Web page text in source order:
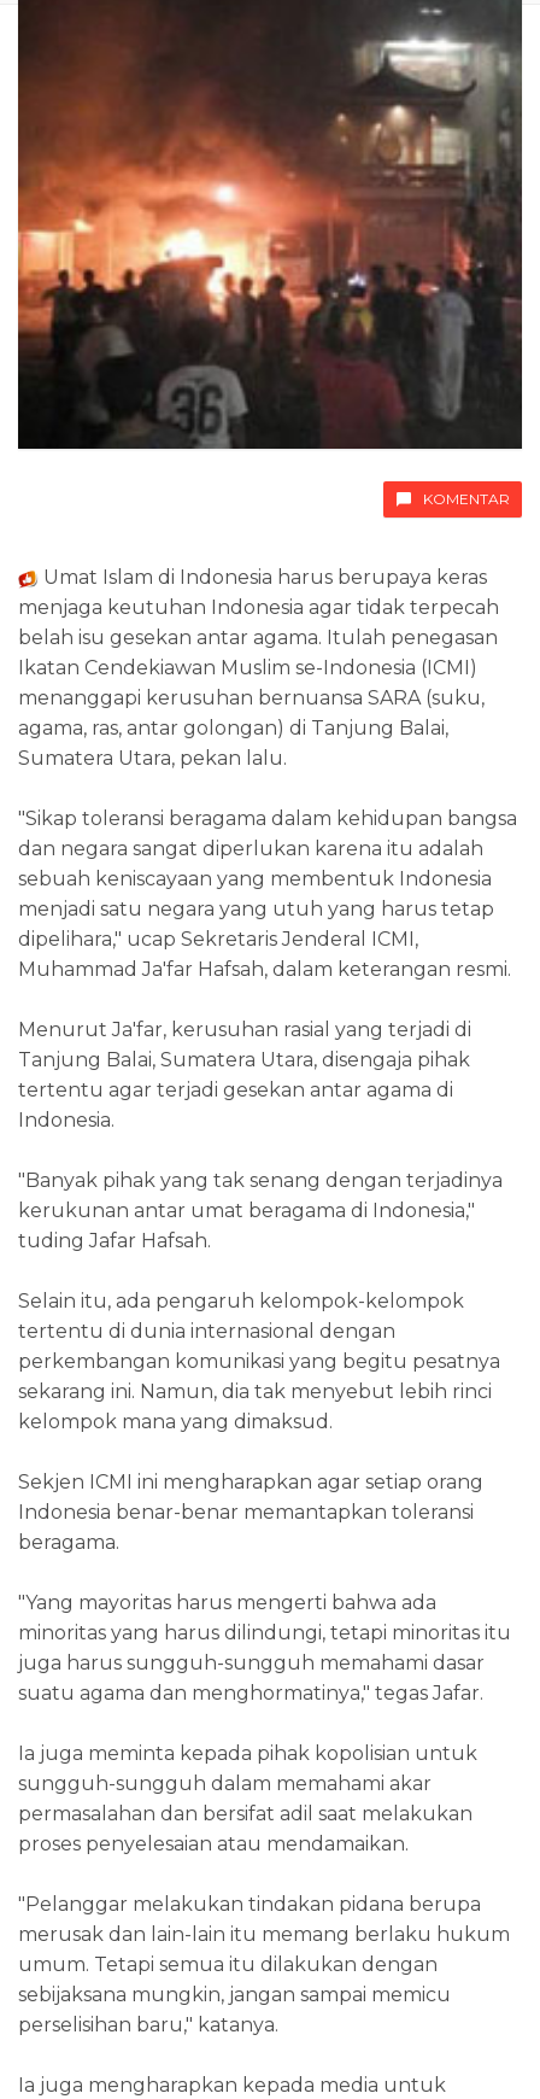
KOMENTAR
Umat Islam di Indonesia harus berupaya keras
menjaga keutuhan Indonesia agar tidak terpecah
belah isu gesekan antar agama. Itulah penegasan
Ikatan Cendekiawan Muslim se-Indonesia (ICMI)
menanggapi kerusuhan bernuansa SARA (suku,
agama, ras, antar golongan) di Tanjung Balai,
Sumatera Utara, pekan lalu.
"Sikap toleransi beragama dalam kehidupan bangsa
dan negara sangat diperlukan karena itu adalah
sebuah keniscayaan yang membentuk Indonesia
menjadi satu negara yang utuh yang harus tetap
dipelihara," ucap Sekretaris Jenderal ICMI,
Muhammad Ja'far Hafsah, dalam keterangan resmi.
Menurut Ja'far, kerusuhan rasial yang terjadi di
Tanjung Balai, Sumatera Utara, disengaja pihak
tertentu agar terjadi gesekan antar agama di
Indonesia.
"Banyak pihak yang tak senang dengan terjadinya
kerukunan antar umat beragama di Indonesia,"
tuding Jafar Hafsah.
Selain itu, ada pengaruh kelompok-kelompok
tertentu di dunia internasional dengan
perkembangan komunikasi yang begitu pesatnya
sekarang ini. Namun, dia tak menyebut lebih rinci
kelompok mana yang dimaksud.
Sekjen ICMI ini mengharapkan agar setiap orang
Indonesia benar-benar memantapkan toleransi
beragama.
"Yang mayoritas harus mengerti bahwa ada
minoritas yang harus dilindungi, tetapi minoritas itu
juga harus sungguh-sungguh memahami dasar
suatu agama dan menghormatinya," tegas Jafar.
Ia juga meminta kepada pihak kopolisian untuk
sungguh-sungguh dalam memahami akar
permasalahan dan bersifat adil saat melakukan
proses penyelesaian atau mendamaikan.
"Pelanggar melakukan tindakan pidana berupa
merusak dan lain-lain itu memang berlaku hukum
umum. Tetapi semua itu dilakukan dengan
sebijaksana mungkin, jangan sampai memicu
perselisihan baru," katanya.
Ia juga mengharapkan kepada media untuk